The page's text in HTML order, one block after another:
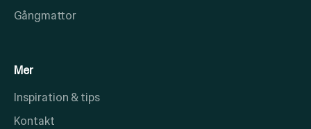
Gångmattor
Mer
Inspiration & tips
Kontakt